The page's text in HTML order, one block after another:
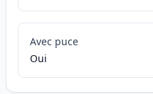
Avec puce
Oui